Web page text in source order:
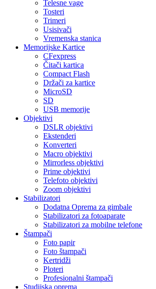
Telesne vage
Tosteri
Trimeri
Usisivači
Vremenska stanica
Memorijske Kartice
CFexpress
Čitači kartica
Compact Flash
Držači za kartice
MicroSD
SD
USB memorije
Objektivi
DSLR objektivi
Ekstenderi
Konverteri
Macro objektivi
Mirrorless objektivi
Prime objektivi
Telefoto objektivi
Zoom objektivi
Stabilizatori
Dodatna Oprema za gimbale
Stabilizatori za fotoaparate
Stabilizatori za mobilne telefone
Štampači
Foto papir
Foto štampači
Kertridži
Ploteri
Profesionalni štampači
Studijska oprema